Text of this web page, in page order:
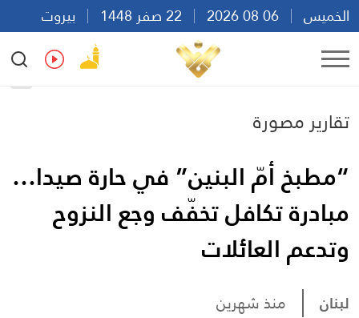
الخميس
بيروت
18:30
Ar
تقارير مصورة
“مطبخ أمّ البنين” في حارة صيدا…
مبادرة تكافل تخفّف وجع النزوح
وتدعم العائلات
لبنان منذ شهرين